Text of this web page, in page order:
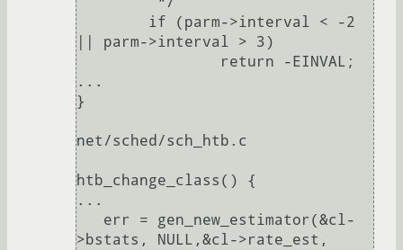
|| parm->interval > 3)
...
}
net/sched/sch_htb.c
htb_change_class() {
...
>bstats, NULL,&cl->rate_est,